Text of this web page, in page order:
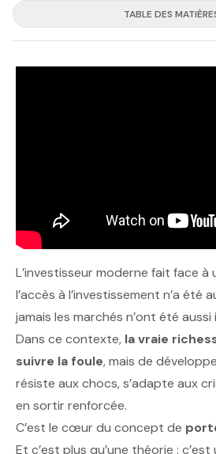
TABLE DES
L’investisseur moderne fait face à
l’accès à l’investissement n’a été
jamais les marchés n’ont été
Dans ce contexte, la vraie
suivre la foule, mais de
résiste aux chocs, s’adapte aux
en sortir renforcée.
C’est le cœur du concept de
Et c’est plus qu’une théorie :